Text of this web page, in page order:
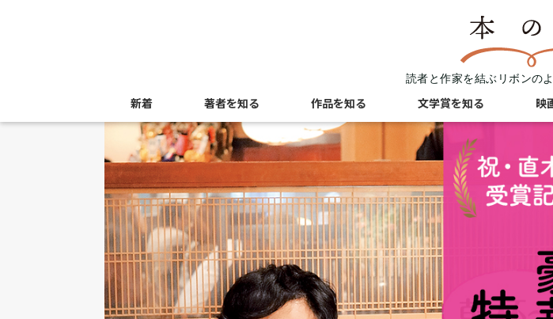
読者と作家を結ぶリボンの
新着 著者を知る 作品を知る 文学賞を知る 映